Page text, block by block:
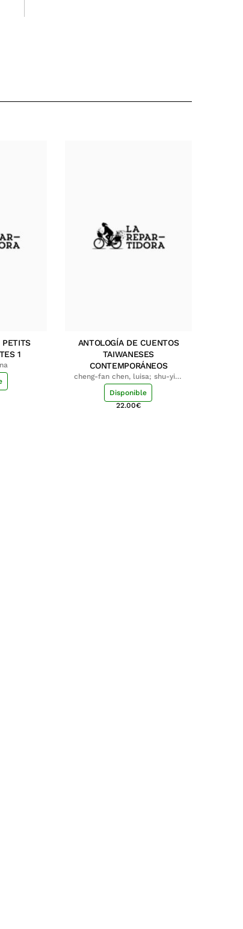
PETITS
1
ANTOLOGÍA DE CUENTOS
TAIWANESES
CONTEMPORÁNEOS
cheng-fan chen, luisa; shu-ying
chang, luisa
Disponible
22.00€